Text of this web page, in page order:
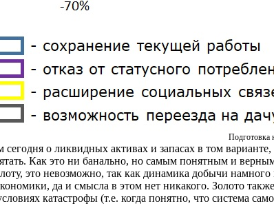
Подготовка
о ликвидных активах и запасах в том
Как это ни банально, но самым понятным и верным
это невозможно, так как динамика добычи
да и смысла в этом нет никакого. Золото
катастрофы (т.е. когда понятно, что система